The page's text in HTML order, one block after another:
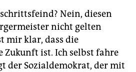
Nein, diesen
nicht gelten
mir klar, dass die
ist. Ich selbst fahre
der Sozialdemokrat, der mit